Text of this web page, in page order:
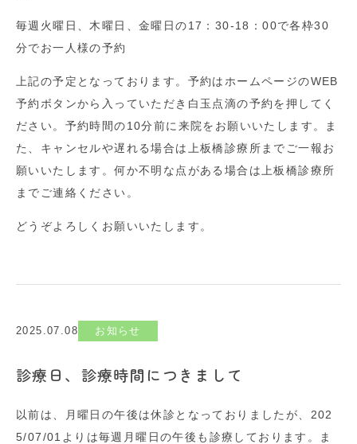
毎週火曜日、木曜日、金曜日の17：30-18：00で各枠30
分でお一人様の予約
上記の予定となっております。予約はホームページのWEB
予約ボタンから入っていただき白玉点滴の予約を押してく
ださい。予約時間の10分前に来院をお願いいたします。ま
た、キャンセルや遅れる場合は上板橋診療所までご一報お
願いいたします。何か不明な点がある場合は上板橋診療所
までご連絡ください。
どうぞよろしくお願いいたします。
2025.07.08 お知らせ
診療日、診療時間につきまして
以前は、月曜日の午後は休診となっておりましたが、202
5/07/01よりは毎週月曜日の午後も診療しております。ま